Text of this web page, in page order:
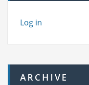
Log in
ARCHIVE